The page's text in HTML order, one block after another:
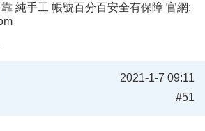
純手工 帳號百分百安全有保障 官網:
2021-1-7 09:11
#51